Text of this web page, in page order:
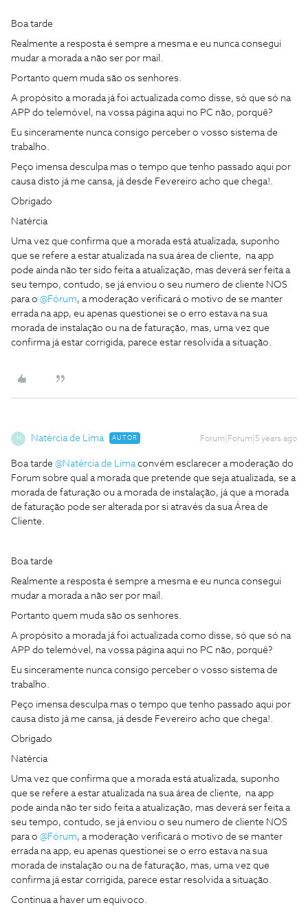
Boa tarde
Realmente a resposta é sempre a mesma e eu nunca consegui
mudar a morada a não ser por mail.
Portanto quem muda são os senhores.
A propósito a morada já foi actualizada como disse, só que só na
APP do telemóvel, na vossa página aqui no PC não, porquê?
Eu sinceramente nunca consigo perceber o vosso sistema de
trabalho.
Peço imensa desculpa mas o tempo que tenho passado aqui por
causa disto já me cansa, já desde Fevereiro acho que chega!.
Obrigado
Natércia
Uma vez que confirma que a morada está atualizada, suponho
que se refere a estar atualizada na sua área de cliente, na app
pode ainda não ter sido feita a atualização, mas deverá ser feita a
seu tempo, contudo, se já enviou o seu numero de cliente NOS
para o @Fórum, a moderação verificará o motivo de se manter
errada na app, eu apenas questionei se o erro estava na sua
morada de instalação ou na de faturação, mas, uma vez que
confirma já estar corrigida, parece estar resolvida a situação.
N Natércia de Lima AUTOR Forum|Forum|5 years ago
Boa tarde @Natércia de Lima convém esclarecer a moderação do
Forum sobre qual a morada que pretende que seja atualizada, se a
morada de faturação ou a morada de instalação, já que a morada
de faturação pode ser alterada por si através da sua Área de
Cliente.
Boa tarde
Realmente a resposta é sempre a mesma e eu nunca consegui
mudar a morada a não ser por mail.
Portanto quem muda são os senhores.
A propósito a morada já foi actualizada como disse, só que só na
APP do telemóvel, na vossa página aqui no PC não, porquê?
Eu sinceramente nunca consigo perceber o vosso sistema de
trabalho.
Peço imensa desculpa mas o tempo que tenho passado aqui por
causa disto já me cansa, já desde Fevereiro acho que chega!.
Obrigado
Natércia
Uma vez que confirma que a morada está atualizada, suponho
que se refere a estar atualizada na sua área de cliente, na app
pode ainda não ter sido feita a atualização, mas deverá ser feita a
seu tempo, contudo, se já enviou o seu numero de cliente NOS
para o @Fórum, a moderação verificará o motivo de se manter
errada na app, eu apenas questionei se o erro estava na sua
morada de instalação ou na de faturação, mas, uma vez que
confirma já estar corrigida, parece estar resolvida a situação.
Continua a haver um equivoco.